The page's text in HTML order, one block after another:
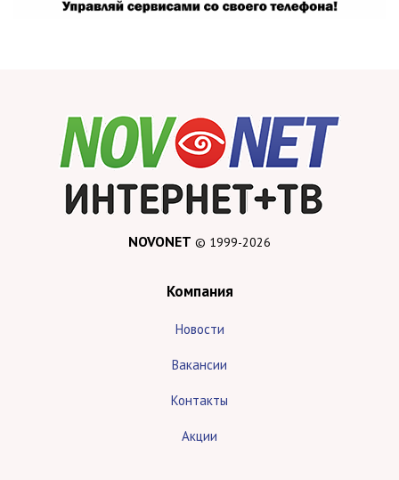
NOVONET © 1999-2026
Компания
Новости
Вакансии
Контакты
Акции